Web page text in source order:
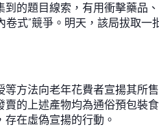
的題目線索，有用衝擊藥品
式”競爭。明天，該局拔取一
方法向老年花費者宣揚其所
的上述產物均為通俗預包裝
在虛偽宣揚的行動。